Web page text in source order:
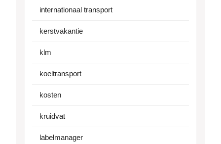
internationaal transport
kerstvakantie
klm
koeltransport
kosten
kruidvat
labelmanager